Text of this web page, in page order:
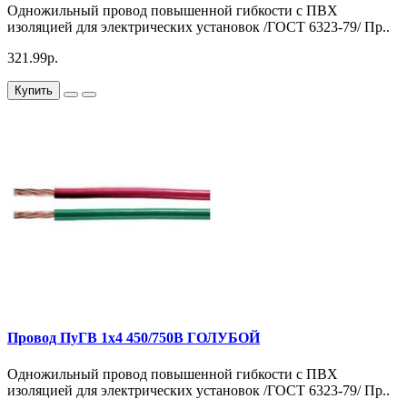
Одножильный провод повышенной гибкости с ПВХ
изоляцией для электрических установок /ГОСТ 6323-79/ Пр..
321.99р.
Купить
Провод ПуГВ 1х4 450/750В ГОЛУБОЙ
Одножильный провод повышенной гибкости с ПВХ
изоляцией для электрических установок /ГОСТ 6323-79/ Пр..